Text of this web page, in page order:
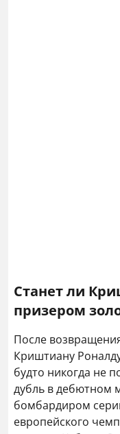
Станет ли
призером
После
Криштиану
будто никогда не
дубль в дебютном
бомбардиром
европейского